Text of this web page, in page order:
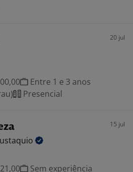
20 jul
Entre 1 e 3 anos
Presencial
15 jul
Sem experiência